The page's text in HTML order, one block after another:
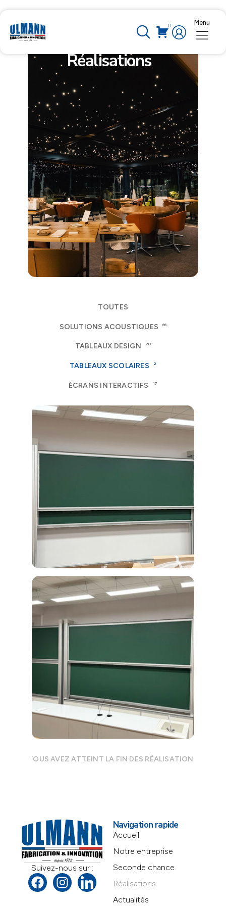
0 Menu
Réalisations
TOUTES
SOLUTIONS ACOUSTIQUES 66
TABLEAUX DESIGN 20
TABLEAUX SCOLAIRES 2
ÉCRANS INTERACTIFS 17
VOUS AVEZ ATTEINT LA FIN DES RÉALISATIONS
Suivez-nous sur :
Navigation rapide
Accueil
Notre entreprise
Seconde chance
Réalisations
Actualités